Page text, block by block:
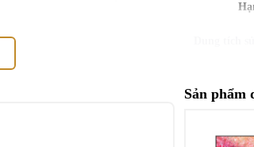
Dung tích
Sản phẩm